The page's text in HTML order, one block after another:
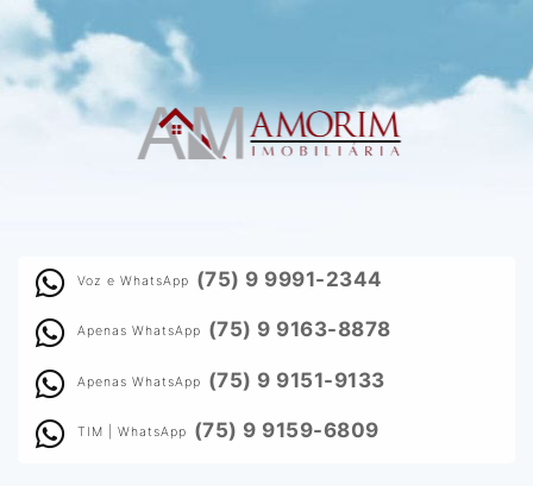
Voz e WhatsApp (75) 9 9991-2344
Apenas WhatsApp (75) 9 9163-8878
Apenas WhatsApp (75) 9 9151-9133
TIM | WhatsApp (75) 9 9159-6809